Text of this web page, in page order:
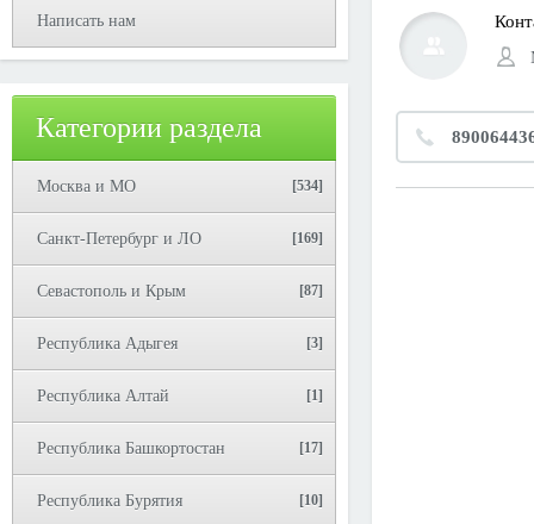
Написать нам
Категории раздела
Москва и МО [534]
Санкт-Петербург и ЛО [169]
Севастополь и Крым [87]
Республика Адыгея [3]
Республика Алтай [1]
Республика Башкортостан [17]
Республика Бурятия [10]